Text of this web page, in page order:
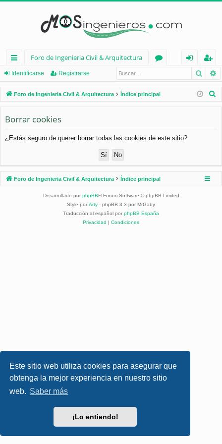
Este sitio web utiliza cookies para asegurar que
obtenga la mejor experiencia en nuestro sitio
web. Saber más
¡Lo entiendo!
nl
ac
es
rá
pi
os
Foro de Ingenieria Civil & Arquitectura
os
nt
ifi
eg
ist
ra
Identificarse Registrarse
Foro de Ingenieria Civil & Arquitectura Índice principal
Borrar cookies
¿Estás seguro de querer borrar todas las cookies de este sitio?
Foro de Ingenieria Civil & Arquitectura Índice principal
Desarrollado por phpBB® Forum Software © phpBB Limited
Style por Arty - phpBB 3.3 por MrGaby
Traducción al español por phpBB España
Privacidad | Condiciones